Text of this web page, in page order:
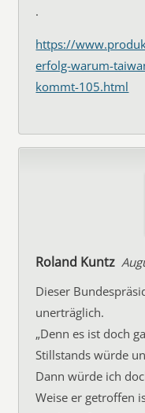
.
https://
erfolg-warum-
kommt-105.html
Roland Kuntz
Dieser
unerträglich.
„Denn es ist doch
Stillstands würde
Dann würde ich
Weise er getroffen